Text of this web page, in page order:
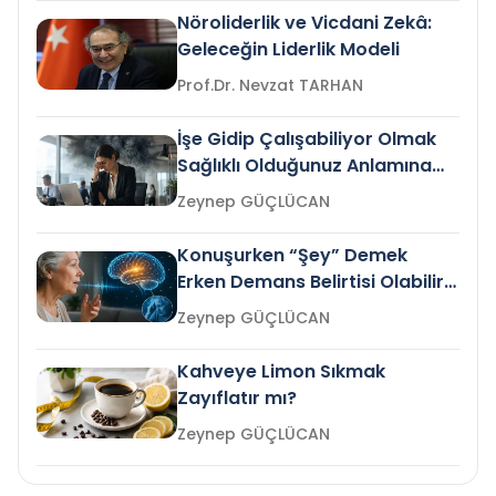
Nöroliderlik ve Vicdani Zekâ:
Geleceğin Liderlik Modeli
Prof.Dr. Nevzat TARHAN
İşe Gidip Çalışabiliyor Olmak
Sağlıklı Olduğunuz Anlamına
Gelir mi?Zeynep GÜÇLÜCAN
Konuşurken “Şey” Demek
Erken Demans Belirtisi Olabilir
mi?
Zeynep GÜÇLÜCAN
Kahveye Limon Sıkmak
Zayıflatır mı?
Zeynep GÜÇLÜCAN